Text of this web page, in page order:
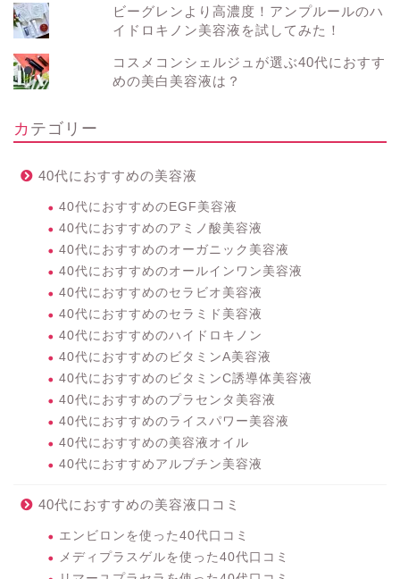
ビーグレンより高濃度！アンプルールのハ
イドロキノン美容液を試してみた！
コスメコンシェルジュが選ぶ40代におすす
めの美白美容液は？
カテゴリー
40代におすすめの美容液
40代におすすめのEGF美容液
40代におすすめのアミノ酸美容液
40代におすすめのオーガニック美容液
40代におすすめのオールインワン美容液
40代におすすめのセラビオ美容液
40代におすすめのセラミド美容液
40代におすすめのハイドロキノン
40代におすすめのビタミンA美容液
40代におすすめのビタミンC誘導体美容液
40代におすすめのプラセンタ美容液
40代におすすめのライスパワー美容液
40代におすすめの美容液オイル
40代におすすめアルブチン美容液
40代におすすめの美容液口コミ
エンビロンを使った40代口コミ
メディプラスゲルを使った40代口コミ